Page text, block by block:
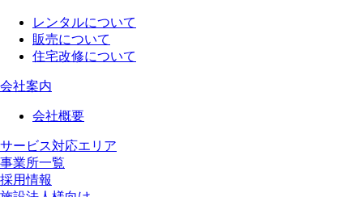
レンタルについて
販売について
住宅改修について
会社案内
会社概要
サービス対応エリア
事業所一覧
採用情報